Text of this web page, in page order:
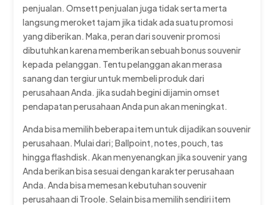
penjualan. Omsett penjualan juga tidak serta merta
langsung meroket tajam jika tidak ada suatu promosi
yang diberikan. Maka, peran dari souvenir promosi
dibutuhkan karena memberikan sebuah bonus souvenir
kepada pelanggan. Tentu pelanggan akan merasa
sanang dan tergiur untuk membeli produk dari
perusahaan Anda. jika sudah begini dijamin omset
pendapatan perusahaan Anda pun akan meningkat.
Anda bisa memilih beberapa item untuk dijadikan souvenir
perusahaan. Mulai dari; Ballpoint, notes, pouch, tas
hingga flashdisk. Akan menyenangkan jika souvenir yang
Anda berikan bisa sesuai dengan karakter perusahaan
Anda. Anda bisa memesan kebutuhan souvenir
perusahaan di Troole. Selain bisa memilih sendiri item